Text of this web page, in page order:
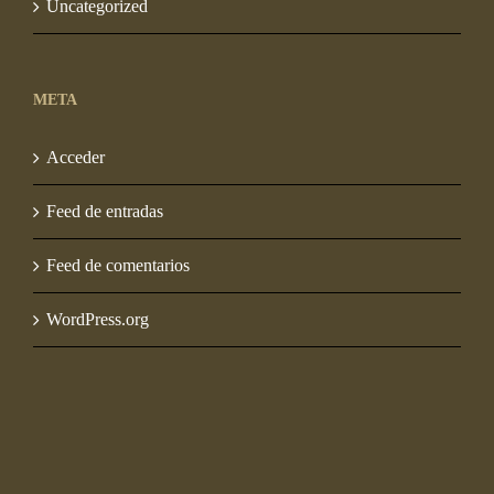
Uncategorized
META
Acceder
Feed de entradas
Feed de comentarios
WordPress.org